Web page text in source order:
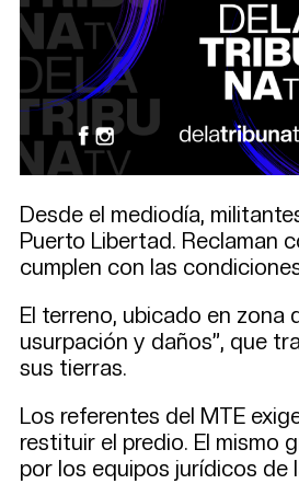
Desde el mediodía,
Puerto Libertad. Reclaman
cumplen con las
El terreno, ubicado en
usurpación y daños”, que
sus tierras.
Los referentes del MTE
restituir el predio. El mismo
por los equipos jurídicos de